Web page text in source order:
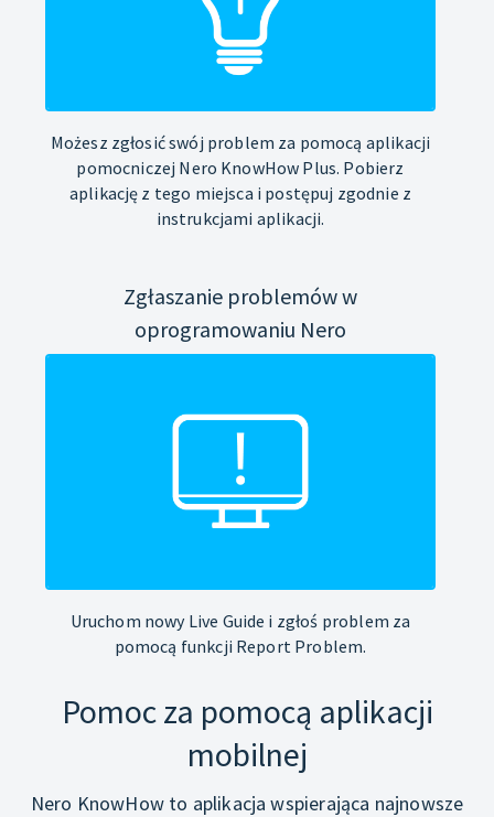
Możesz zgłosić swój problem za pomocą aplikacji
pomocniczej Nero KnowHow Plus. Pobierz
aplikację z tego miejsca i postępuj zgodnie z
instrukcjami aplikacji.
Zgłaszanie problemów w
oprogramowaniu Nero
Uruchom nowy Live Guide i zgłoś problem za
pomocą funkcji Report Problem.
Pomoc za pomocą aplikacji
mobilnej
Nero KnowHow to aplikacja wspierająca najnowsze